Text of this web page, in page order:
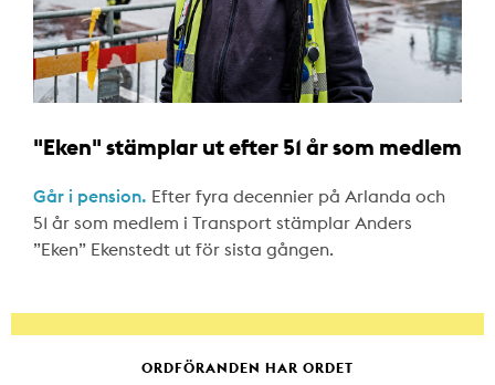
"Eken" stämplar ut efter 51 år som medlem
Går i pension. Efter fyra decennier på Arlanda och
51 år som medlem i Transport stämplar Anders
”Eken” Ekenstedt ut för sista gången.
ORDFÖRANDEN HAR ORDET